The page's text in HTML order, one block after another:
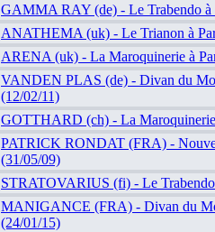
GAMMA RAY (de) - Le Trabendo à
ANATHEMA (uk) - Le Trianon à
ARENA (uk) - La Maroquinerie à
VANDEN PLAS (de) - Divan du
(12/02/11)
GOTTHARD (ch) - La Maroquinerie
PATRICK RONDAT (FRA) -
(31/05/09)
STRATOVARIUS (fi) - Le Trabendo
MANIGANCE (FRA) - Divan du
(24/01/15)